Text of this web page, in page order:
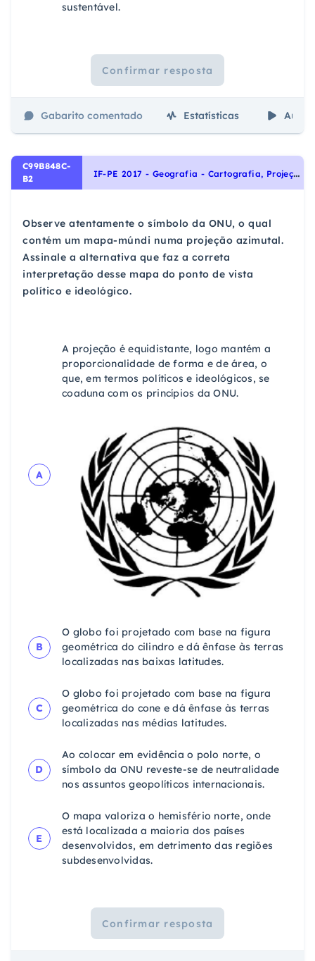
sustentável.
Confirmar resposta
Gabarito comentado Estatísticas Aulas
C99B848C-
B2
I
F-PE 2017 - Geografia - Cartografia, Projeções e Representações
Observe atentamente o símbolo da ONU, o qual
contém um mapa-múndi numa projeção azimutal.
Assinale a alternativa que faz a correta
interpretação desse mapa do ponto de vista
político e ideológico.
A
A projeção é equidistante, logo mantém a
proporcionalidade de forma e de área, o
que, em termos políticos e ideológicos, se
coaduna com os princípios da ONU.
B
O globo foi projetado com base na figura
geométrica do cilindro e dá ênfase às terras
localizadas nas baixas latitudes.
C
O globo foi projetado com base na figura
geométrica do cone e dá ênfase às terras
localizadas nas médias latitudes.
D
Ao colocar em evidência o polo norte, o
símbolo da ONU reveste-se de neutralidade
nos assuntos geopolíticos internacionais.
E
O mapa valoriza o hemisfério norte, onde
está localizada a maioria dos países
desenvolvidos, em detrimento das regiões
subdesenvolvidas.
Confirmar resposta